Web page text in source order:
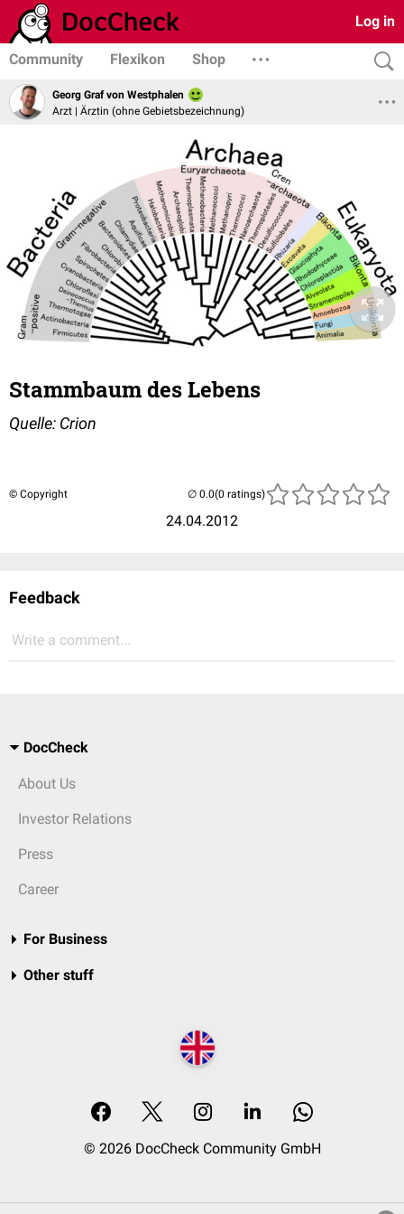
Log in
Community Flexikon Shop
Georg Graf von Westphalen
Arzt | Ärztin (ohne Gebietsbezeichnung)
Stammbaum des Lebens
Quelle: Crion
© Copyright
24.04.2012
(0 ratings)
Feedback
Write a comment...
DocCheck
About Us
Investor Relations
Press
Career
For Business
Other stuff
© 2026 DocCheck Community GmbH